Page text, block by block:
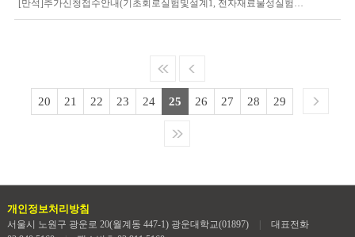
20 21 22 23 24 25 26 27 28 29
개인정보처리방침
서울시 노원구 광운로 20(월계동 447-1) 광운대학교(01897)
대표전화